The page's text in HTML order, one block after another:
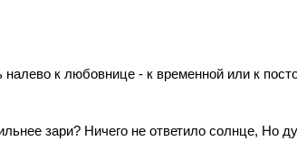
к любовнице - к временной или к
зари? Ничего не ответило солнце, Но